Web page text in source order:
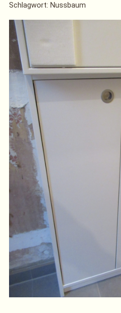
Schlagwort: Nussbaum